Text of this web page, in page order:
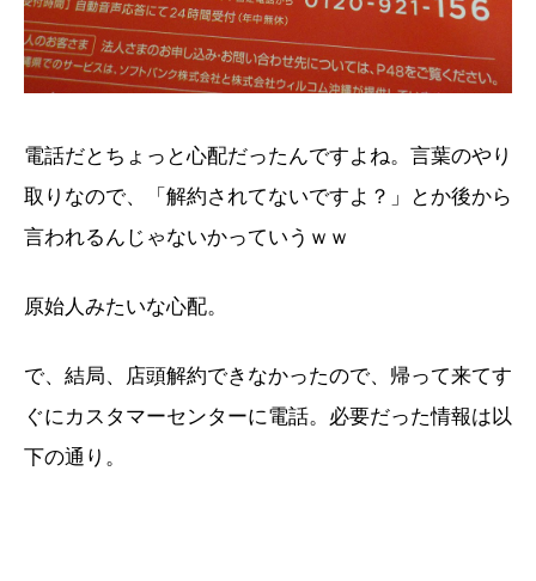
電話だとちょっと心配だったんですよね。言葉のやり
取りなので、「解約されてないですよ？」とか後から
言われるんじゃないかっていうｗｗ
原始人みたいな心配。
で、結局、店頭解約できなかったので、帰って来てす
ぐにカスタマーセンターに電話。必要だった情報は以
下の通り。